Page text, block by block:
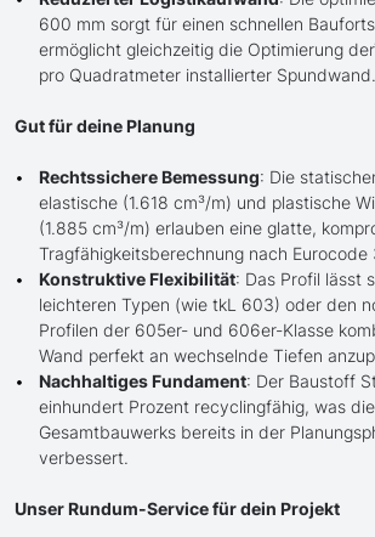
600 mm sorgt für einen schnellen
ermöglicht gleichzeitig die Optimierung
pro Quadratmeter installierter Spundwand.
Gut für deine Planung
Rechtssichere Bemessung: Die
elastische (1.618 cm³/m) und plastische
(1.885 cm³/m) erlauben eine glatte,
Tragfähigkeitsberechnung nach Eurocode
Konstruktive Flexibilität: Das Profil lässt
leichteren Typen (wie tkL 603) oder den
Profilen der 605er- und 606er-Klasse
Wand perfekt an wechselnde Tiefen
Nachhaltiges Fundament: Der Baustoff
einhundert Prozent recyclingfähig, was
Gesamtbauwerks bereits in der
verbessert.
Unser Rundum-Service für dein Projekt